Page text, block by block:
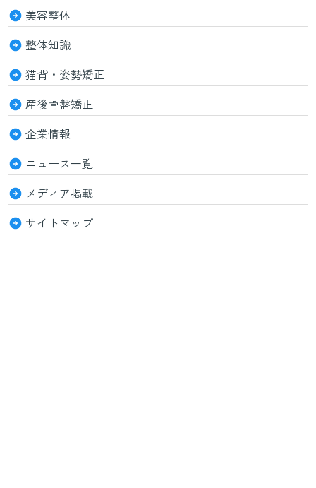
美容整体
整体知識
猫背・姿勢矯正
産後骨盤矯正
企業情報
ニュース一覧
メディア掲載
サイトマップ